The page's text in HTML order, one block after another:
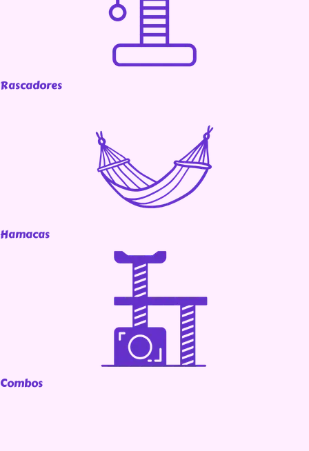
Rascadores
Hamacas
Combos